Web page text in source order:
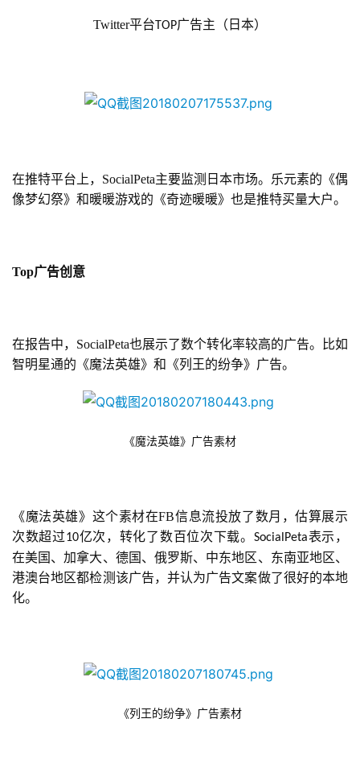
Twitter平台TOP广告主（日本）
在推特平台上，SocialPeta主要监测日本市场。乐元素的《偶
像梦幻祭》和暖暖游戏的《奇迹暖暖》也是推特买量大户。
Top广告创意
在报告中，SocialPeta也展示了数个转化率较高的广告。比如
智明星通的《魔法英雄》和《列王的纷争》广告。
《魔法英雄》广告素材
《魔法英雄》这个素材在FB信息流投放了数月，估算展示
次数超过10亿次，转化了数百位次下载。 SocialPeta表示，
在美国、加拿大、德国、俄罗斯、中东地区、东南亚地区、
港澳台地区都检测该广告，并认为广告文案做了很好的本地
化。
《列王的纷争》广告素材